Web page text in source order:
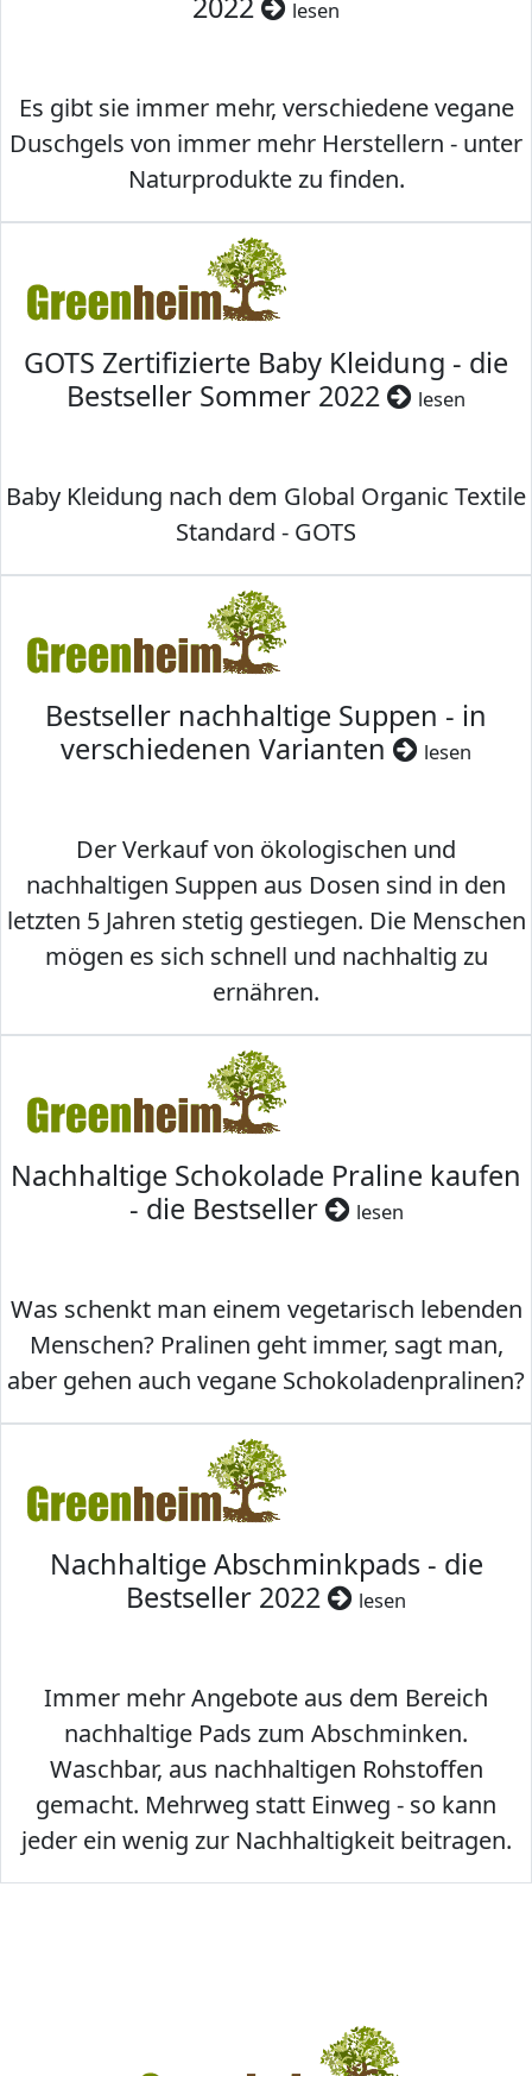
lesen
Es gibt sie immer mehr, verschiedene vegane
Duschgels von immer mehr Herstellern - unter
Naturprodukte zu finden.
GOTS Zertifizierte Baby Kleidung - die
Bestseller Sommer 2022
lesen
Baby Kleidung nach dem Global Organic Textile
Standard - GOTS
Bestseller nachhaltige Suppen - in
verschiedenen Varianten
lesen
Der Verkauf von ökologischen und
nachhaltigen Suppen aus Dosen sind in den
letzten 5 Jahren stetig gestiegen. Die Menschen
mögen es sich schnell und nachhaltig zu
ernähren.
Nachhaltige Schokolade Praline kaufen
- die Bestseller
lesen
Was schenkt man einem vegetarisch lebenden
Menschen? Pralinen geht immer, sagt man,
aber gehen auch vegane Schokoladenpralinen?
Nachhaltige Abschminkpads - die
Bestseller 2022
lesen
Immer mehr Angebote aus dem Bereich
nachhaltige Pads zum Abschminken.
Waschbar, aus nachhaltigen Rohstoffen
gemacht. Mehrweg statt Einweg - so kann
jeder ein wenig zur Nachhaltigkeit beitragen.